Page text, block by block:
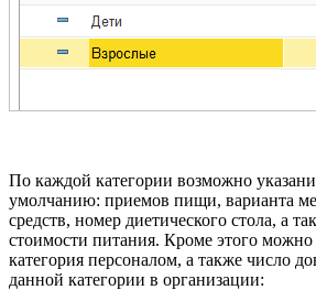
По каждой категории возможно
умолчанию: приемов пищи, варианта
средств, номер диетического стола, а
стоимости питания. Кроме этого можно
категория персоналом, а также число
данной категории в организации: